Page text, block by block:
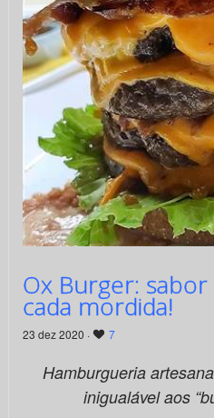
Ox Burger:
cada mordida!
23 dez 2020 · 7
Hamburgueria
inigualável aos